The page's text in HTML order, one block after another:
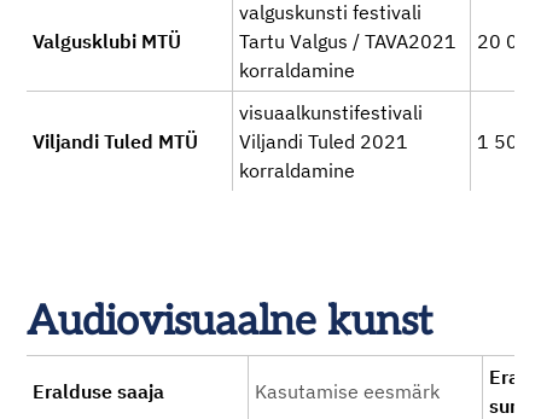
Valgusklubi MTÜ
valguskunsti festivali
Tartu Valgus / TAVA2021
korraldamine
20 000
Viljandi Tuled MTÜ
visuaalkunstifestivali
Viljandi Tuled 2021
korraldamine
1 500
Audiovisuaalne kunst
Eralduse saaja Kasutamise eesmärk